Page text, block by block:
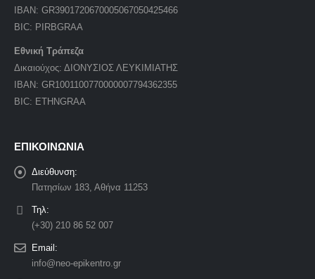
IBAN: GR3901720670005067050425466
BIC: PIRBGRAA
Εθνική Τράπεζα
Δικαιούχος: ΔΙΟΝΥΣΙΟΣ ΛΕΥΚΙΜΙΑΤΗΣ
IBAN: GR1001100770000007794362355
BIC: ETHNGRAA
ΕΠΙΚΟΙΝΩΝΙΑ
Διεύθυνση:
Πατησίων 183, Αθήνα 11253
Τηλ:
(+30) 210 86 52 007
Email:
info@neo-epikentro.gr